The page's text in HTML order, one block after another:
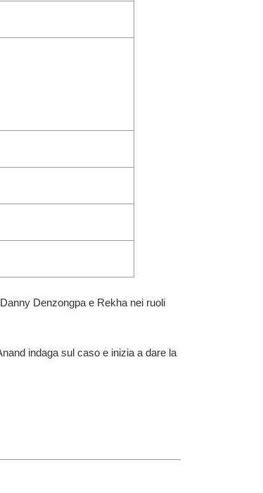
Denzongpa e Rekha nei ruoli
indaga sul caso e inizia a dare la